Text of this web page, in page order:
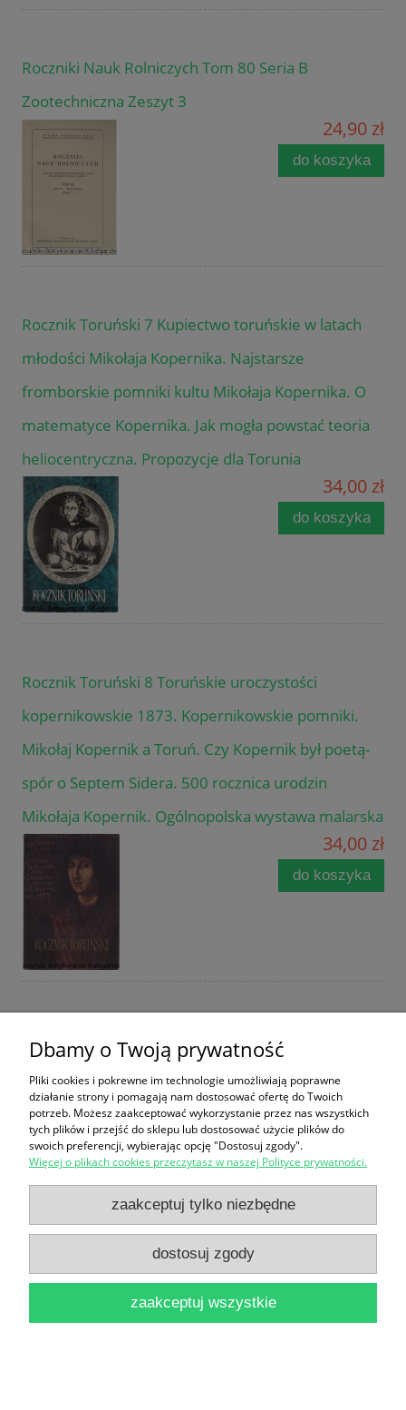
Roczniki Nauk Rolniczych Tom 80 Seria B
Zootechniczna Zeszyt 3
24,90 zł
do koszyka
Rocznik Toruński 7 Kupiectwo toruńskie w latach
młodości Mikołaja Kopernika. Najstarsze
fromborskie pomniki kultu Mikołaja Kopernika. O
matematyce Kopernika. Jak mogła powstać teoria
heliocentryczna. Propozycje dla Torunia
34,00 zł
do koszyka
Rocznik Toruński 8 Toruńskie uroczystości
kopernikowskie 1873. Kopernikowskie pomniki.
Mikołaj Kopernik a Toruń. Czy Kopernik był poetą-
spór o Septem Sidera. 500 rocznica urodzin
Mikołaja Kopernik. Ogólnopolska wystawa malarska
34,00 zł
do koszyka
Rocznik Toruński 12 Prasa Polskiej Partii
Socjalistycznej w latach 1945-1947 w Toruniu.
Współczesny Toruń jako ośrodek codziennych
dojazdów. Ewolucja przestrzenno-funkcjonalna
Bydgoskiego Przedmieścia do 1975 r. Witold
18,00 zł
Dbamy o Twoją prywatność
Pliki cookies i pokrewne im technologie umożliwiają poprawne
działanie strony i pomagają nam dostosować ofertę do Twoich
potrzeb. Możesz zaakceptować wykorzystanie przez nas wszystkich
tych plików i przejść do sklepu lub dostosować użycie plików do
swoich preferencji, wybierając opcję "Dostosuj zgody".
Więcej o plikach cookies przeczytasz w naszej Polityce prywatności.
zaakceptuj tylko niezbędne
dostosuj zgody
zaakceptuj wszystkie